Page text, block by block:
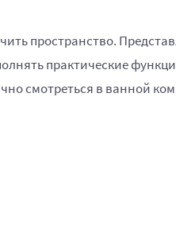
пространство.
практические
смотреться в ванной